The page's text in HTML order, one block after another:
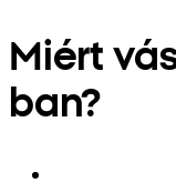
Miért
ban?